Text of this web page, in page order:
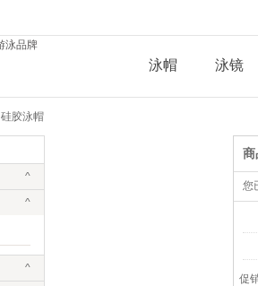
泳帽 泳镜
硅胶泳帽
^
^
^
商
您
促